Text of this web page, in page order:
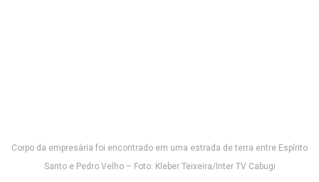
Corpo da empresária foi encontrado em uma estrada de terra entre Espírito
Santo e Pedro Velho – Foto: Kleber Teixeira/Inter TV Cabugi